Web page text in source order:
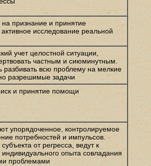
признание и принятие
исследование реальной
учет целостной ситуации,
частным и сиюминутным.
разбивать всю проблему на мелкие
разрешимые задачи
и принятие помощи
упорядоченное, контролируемое
потребностей и импульсов.
от регресса, ведут к
опыта совладания
проблемами